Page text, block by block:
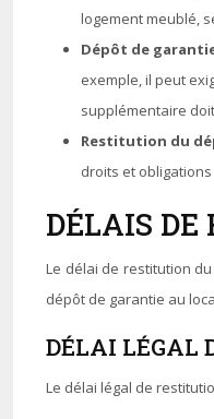
logement meublé,
Dépôt de
exemple, il peut
supplémentaire
Restitution du
droits et
DÉLAIS DE
Le délai de restitution
dépôt de garantie au
DÉLAI LÉGAL
Le délai légal de